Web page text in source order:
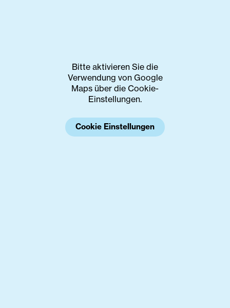
Bitte aktivieren Sie die
Verwendung von Google
Maps über die Cookie-
Einstellungen.
Cookie Einstellungen